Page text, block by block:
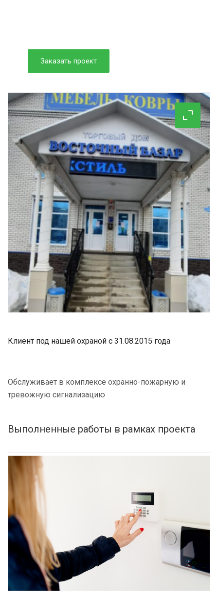
Заказать проект
Клиент под нашей охраной с 31.08.2015 года
Обслуживает в комплексе охранно-пожарную и
тревожную сигнализацию
Выполненные работы в рамках проекта